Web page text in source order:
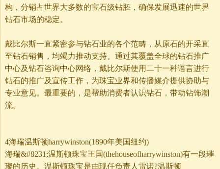
构，分销占世界大多数的宝石级钻胚，确保发展迅速的世界
钻石市场的稳定。
戴比尔斯一直紧密参与钻石业的各个范畴，从原石的开采直
至钻石销售，均竭力推动支持。通过其覆盖全球的钻石推广
中心及钻石咨询中心网络，戴比尔斯使用二十一种语言进行
钻石的推广及宣传工作，为珠宝业界和传播媒介提供协助与
专业意见。最重要的，是帮助消费者认识钻石，带动钻饰潮
流。
4海瑞温斯顿harrywinston(1890年美国纽约)
海瑞&#8231;温斯顿珠宝王国(thehouseofharrywinston)有一段璀
璨的历史。温斯顿珠宝是由现任负责人雷诺?温斯顿